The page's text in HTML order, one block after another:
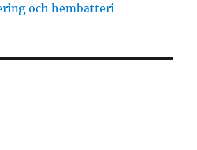
och hembatteri